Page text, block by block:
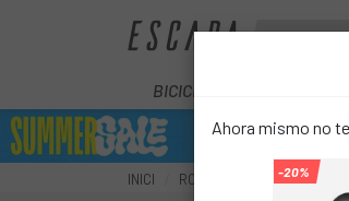
BICICLETES
INICI RODES RODES
Ahora mismo no
-20%